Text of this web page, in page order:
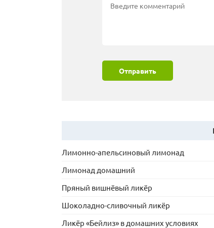
Отправить
Лимонно-апельсиновый лимонад
Лимонад домашний
Пряный вишнёвый ликёр
Шоколадно-сливочный ликёр
Ликёр «Бейлиз» в домашних условиях